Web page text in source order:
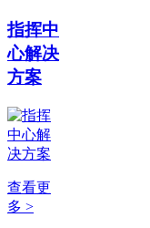
指挥中
心解决
方案
查看更
多 >